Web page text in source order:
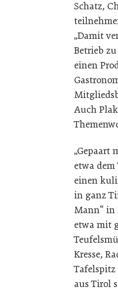
Schatz,
„Damit
Betrieb
einen
Auch
„Gepaart
etwa
einen
in ganz
Mann“ in
etwa mit
Kresse,
aus Tirol